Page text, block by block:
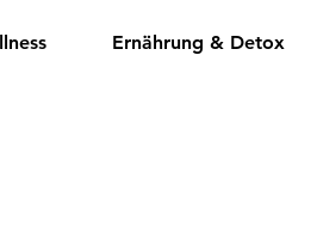
Ernährung & Detox